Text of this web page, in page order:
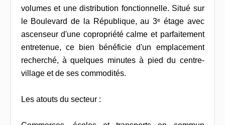
volumes et une distribution fonctionnelle. Situé sur
le Boulevard de la République, au 3ᵉ étage avec
ascenseur d'une copropriété calme et parfaitement
entretenue, ce bien bénéficie d'un emplacement
recherché, à quelques minutes à pied du centre-
village et de ses commodités.
Les atouts du secteur :